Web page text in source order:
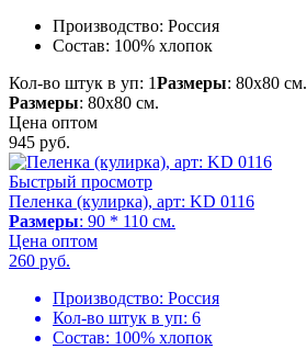
Производство: Россия
Состав: 100% хлопок
Кол-во штук в уп: 1Размеры: 80х80 см.
Размеры: 80х80 см.
Цена оптом
945 руб.
Быстрый просмотр
Пеленка (кулирка), арт: KD 0116
Размеры: 90 * 110 см.
Цена оптом
260 руб.
Производство: Россия
Кол-во штук в уп: 6
Состав: 100% хлопок